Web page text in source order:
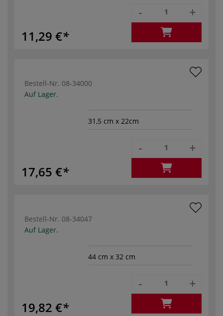
11,29 €
- +
Bestell-Nr. 08-34000
Auf Lager.
31,5 cm x 22cm
17,65 €
- +
Bestell-Nr. 08-34047
Auf Lager.
44 cm x 32 cm
19,82 €
- +